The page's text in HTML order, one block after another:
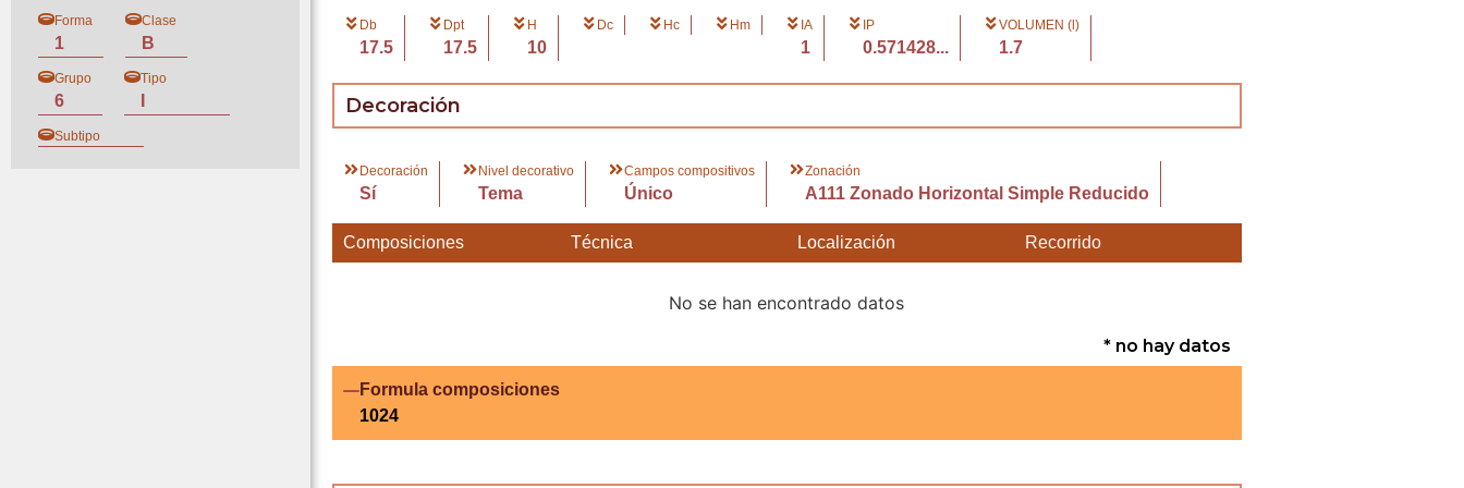
Forma
1
Clase
B
Grupo
6
Tipo
Subtipo
Db
17.5
Dpt
17.5
H
10
Dc Hc Hm IA
1
IP
0.571428...
VOLUMEN (l)
1.7
Decoración
Decoración
Sí
Nivel decorativo
Tema
Campos compositivos
Único
Zonación
A111 Zonado Horizontal Simple Reducido
Composiciones Técnica Localización Recorrido
No se han encontrado datos
* no hay datos
Formula composiciones
1024